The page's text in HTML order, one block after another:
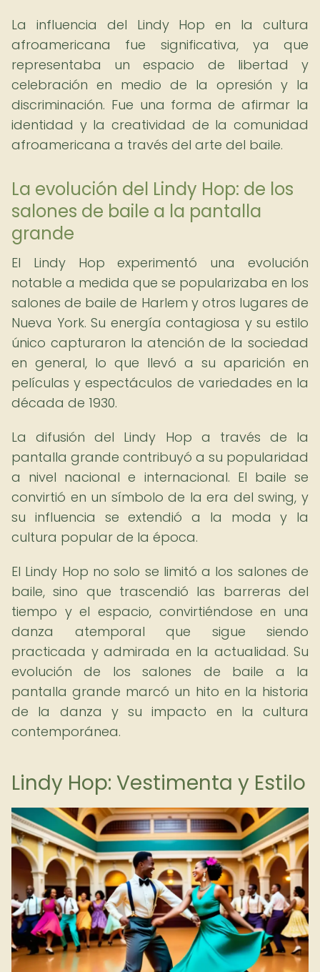
La influencia del Lindy Hop en la cultura
afroamericana fue significativa, ya que
representaba un espacio de libertad y
celebración en medio de la opresión y la
discriminación. Fue una forma de afirmar la
identidad y la creatividad de la comunidad
afroamericana a través del arte del baile.
La evolución del Lindy Hop: de los
salones de baile a la pantalla
grande
El Lindy Hop experimentó una evolución
notable a medida que se popularizaba en los
salones de baile de Harlem y otros lugares de
Nueva York. Su energía contagiosa y su estilo
único capturaron la atención de la sociedad
en general, lo que llevó a su aparición en
películas y espectáculos de variedades en la
década de 1930.
La difusión del Lindy Hop a través de la
pantalla grande contribuyó a su popularidad
a nivel nacional e internacional. El baile se
convirtió en un símbolo de la era del swing, y
su influencia se extendió a la moda y la
cultura popular de la época.
El Lindy Hop no solo se limitó a los salones de
baile, sino que trascendió las barreras del
tiempo y el espacio, convirtiéndose en una
danza atemporal que sigue siendo
practicada y admirada en la actualidad. Su
evolución de los salones de baile a la
pantalla grande marcó un hito en la historia
de la danza y su impacto en la cultura
contemporánea.
Lindy Hop: Vestimenta y Estilo